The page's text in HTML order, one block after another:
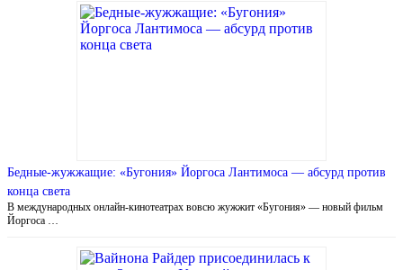
Бедные-жужжащие: «Бугония» Йоргоса Лантимоса — абсурд против
конца света
В международных онлайн-кинотеатрах вовсю жужжит «Бугония» — новый фильм
Йоргоса …